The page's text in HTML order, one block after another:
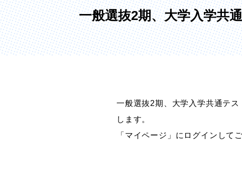
文学コース
社会コース
国際文化コース
国際日本学コース
一般選抜2期、大学入学共
一般選抜2期、大学入学共通テ
します。
「マイページ」にログインして